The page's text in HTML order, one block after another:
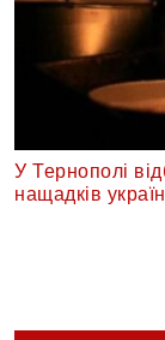
У Тернополі
нащадків